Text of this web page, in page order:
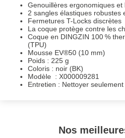
Genouillères ergonomiques et
2 sangles élastiques robustes
Fermetures T-Locks discrètes
La coque protège contre les
Coque en DINGZIN 100 %
(TPU)
Mousse EV®50 (10 mm)
Poids : 225 g
Coloris : noir (BK)
Modèle : X000009281
Entretien : Nettoyer
Nos